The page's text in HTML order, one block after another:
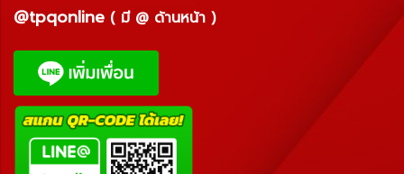
@tpqonline ( มี @ ด้านหน้า )